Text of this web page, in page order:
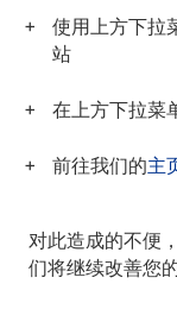
使用上方下拉
站
在上方下拉菜
前往我们的主
对此造成的不便
们将继续改善您